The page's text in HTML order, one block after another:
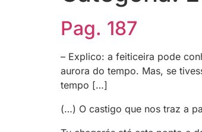
Pag. 187
– Explico: a feiticeira pode
aurora do tempo. Mas, se
tempo […]
(…) O castigo que nos traz a